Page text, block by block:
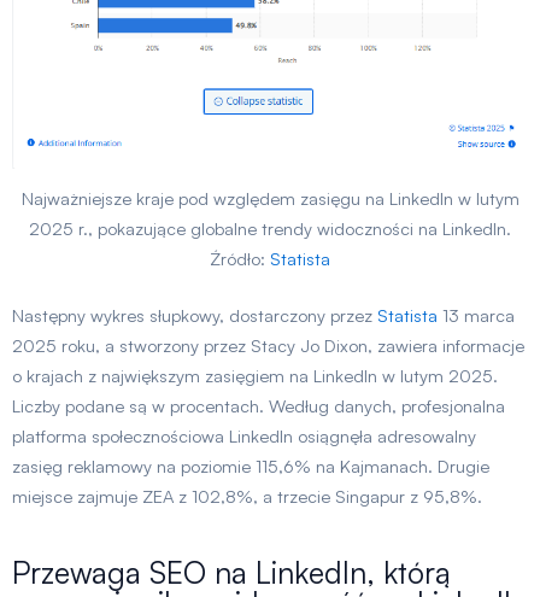
Najważniejsze kraje pod względem zasięgu na LinkedIn w lutym
2025 r., pokazujące globalne trendy widoczności na LinkedIn.
Źródło: Statista
Następny wykres słupkowy, dostarczony przez Statista 13 marca
2025 roku, a stworzony przez Stacy Jo Dixon, zawiera informacje
o krajach z największym zasięgiem na LinkedIn w lutym 2025.
Liczby podane są w procentach. Według danych, profesjonalna
platforma społecznościowa LinkedIn osiągnęła adresowalny
zasięg reklamowy na poziomie 115,6% na Kajmanach. Drugie
miejsce zajmuje ZEA z 102,8%, a trzecie Singapur z 95,8%.
Przewaga SEO na LinkedIn, którą